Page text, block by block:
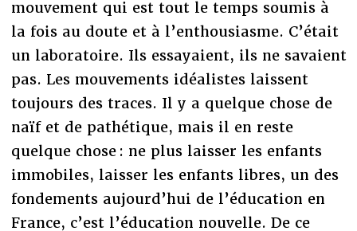
mouvement qui est tout le temps soumis à
la fois au doute et à l’enthousiasme. C’était
un laboratoire. Ils essayaient, ils ne savaient
pas. Les mouvements idéalistes laissent
toujours des traces. Il y a quelque chose de
naïf et de pathétique, mais il en reste
quelque chose : ne plus laisser les enfants
immobiles, laisser les enfants libres, un des
fondements aujourd’hui de l’éducation en
France, c’est l’éducation nouvelle. De ce